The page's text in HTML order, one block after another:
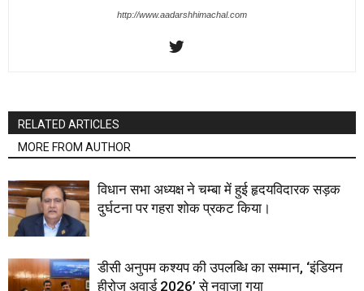
http://www.aadarshhimachal.com
RELATED ARTICLES
MORE FROM AUTHOR
विधान सभा अध्यक्ष ने चम्बा में हुई हृदयविदारक सड़क
दुर्घटना पर गहरा शोक प्रकट किया।
डीसी अनुपम कश्यप की उपलब्धि का सम्मान, ‘इंडियन
हीरोज अवार्ड 2026’ से नवाजा गया